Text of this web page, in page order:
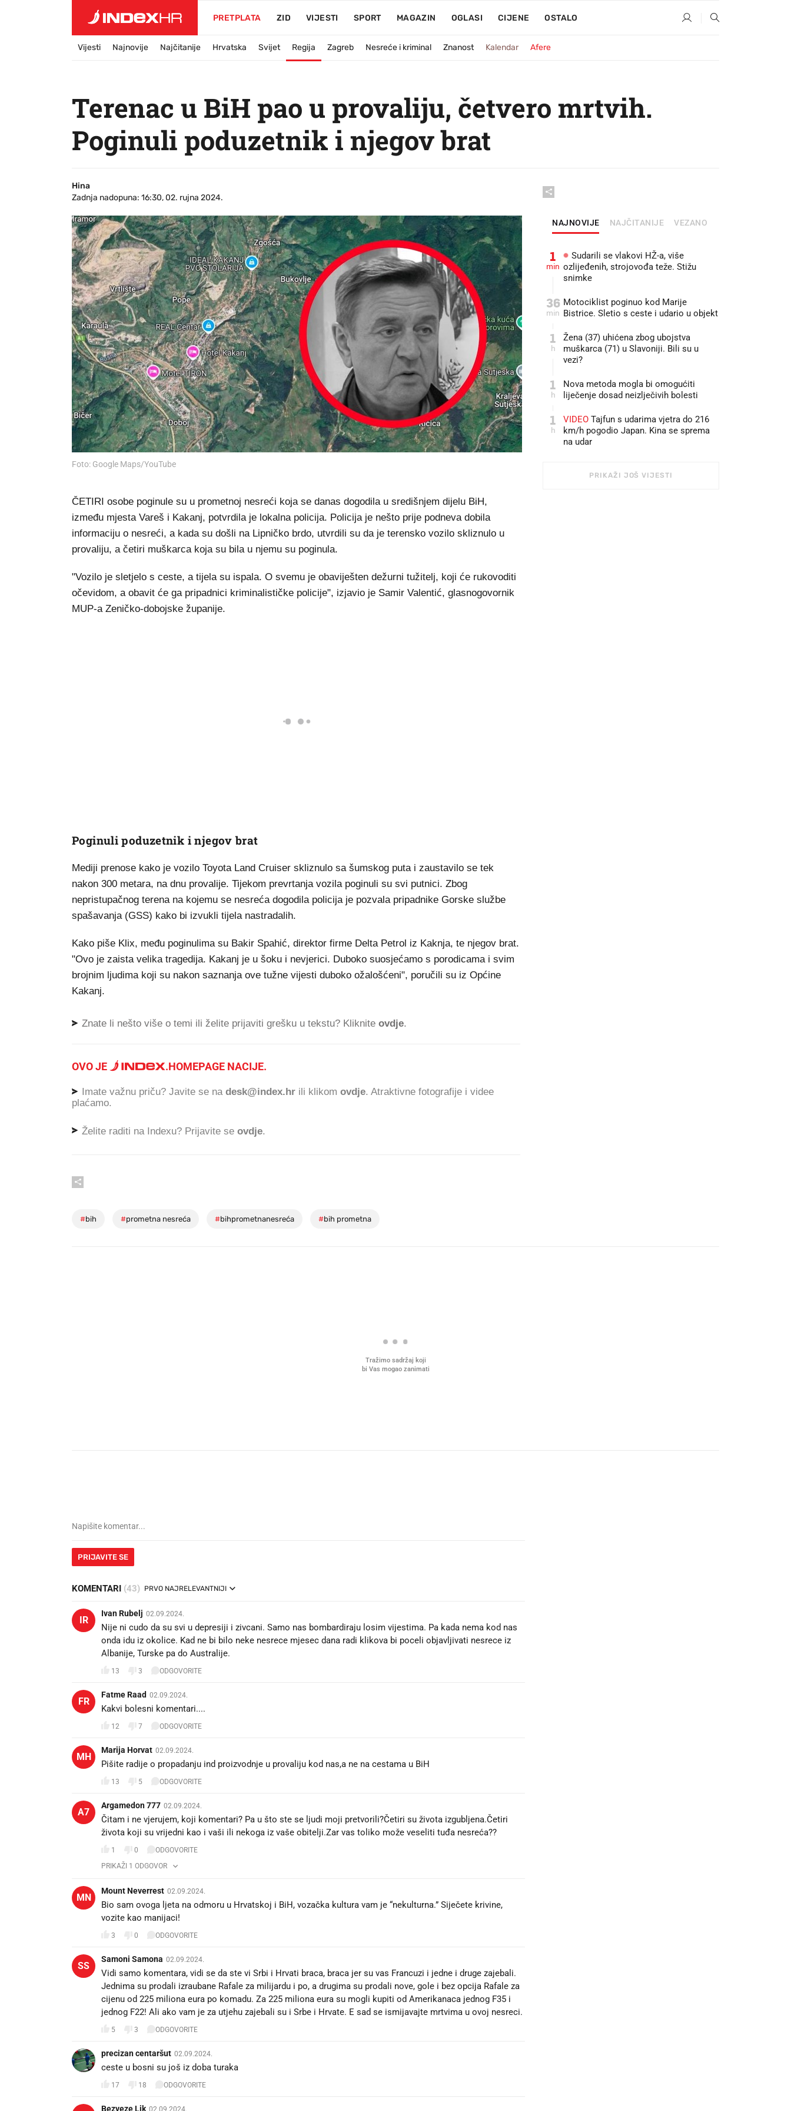
PRETPLATA ZID VIJESTI SPORT MAGAZIN OGLASI CIJENE OSTALO
Vijesti Najnovije Najčitanije Hrvatska Svijet Regija Zagreb Nesreće i kriminal Znanost Kalendar Afere
Terenac u BiH pao u provaliju, četvero mrtvih.
Poginuli poduzetnik i njegov brat
Hina
Zadnja nadopuna: 16:30, 02. rujna 2024.
Foto: Google Maps/YouTube
ČETIRI osobe poginule su u prometnoj nesreći koja se danas dogodila u središnjem dijelu BiH,
između mjesta Vareš i Kakanj, potvrdila je lokalna policija. Policija je nešto prije podneva dobila
informaciju o nesreći, a kada su došli na Lipničko brdo, utvrdili su da je terensko vozilo skliznulo u
provaliju, a četiri muškarca koja su bila u njemu su poginula.
"Vozilo je sletjelo s ceste, a tijela su ispala. O svemu je obaviješten dežurni tužitelj, koji će rukovoditi
očevidom, a obavit će ga pripadnici kriminalističke policije", izjavio je Samir Valentić, glasnogovornik
MUP-a Zeničko-dobojske županije.
Poginuli poduzetnik i njegov brat
Mediji prenose kako je vozilo Toyota Land Cruiser skliznulo sa šumskog puta i zaustavilo se tek
nakon 300 metara, na dnu provalije. Tijekom prevrtanja vozila poginuli su svi putnici. Zbog
nepristupačnog terena na kojemu se nesreća dogodila policija je pozvala pripadnike Gorske službe
spašavanja (GSS) kako bi izvukli tijela nastradalih.
Kako piše Klix, među poginulima su Bakir Spahić, direktor firme Delta Petrol iz Kaknja, te njegov brat.
"Ovo je zaista velika tragedija. Kakanj je u šoku i nevjerici. Duboko suosjećamo s porodicama i svim
brojnim ljudima koji su nakon saznanja ove tužne vijesti duboko ožalošćeni", poručili su iz Općine
Kakanj.
Znate li nešto više o temi ili želite prijaviti grešku u tekstu? Kliknite ovdje.
OVO JE .HOMEPAGE NACIJE.
Imate važnu priču? Javite se na desk@index.hr ili klikom ovdje. Atraktivne fotografije i videe
plaćamo.
Želite raditi na Indexu? Prijavite se ovdje.
#bih #prometna nesreća #bihprometnanesreća #bih prometna
NAJNOVIJE NAJČITANIJE VEZANO
1
min
Sudarili se vlakovi HŽ-a, više
ozlijeđenih, strojovođa teže. Stižu
snimke
36
min
Motociklist poginuo kod Marije
Bistrice. Sletio s ceste i udario u objekt
1
h
Žena (37) uhićena zbog ubojstva
muškarca (71) u Slavoniji. Bili su u
vezi?
1
h
Nova metoda mogla bi omogućiti
liječenje dosad neizlječivih bolesti
1
h
VIDEO Tajfun s udarima vjetra do 216
km/h pogodio Japan. Kina se sprema
na udar
PRIKAŽI JOŠ VIJESTI
Tražimo sadržaj koji
bi Vas mogao zanimati
PRIJAVITE SE
KOMENTARI (43) PRVO NAJRELEVANTNIJI
IR
Ivan Rubelj 02.09.2024.
Nije ni cudo da su svi u depresiji i zivcani. Samo nas bombardiraju losim vijestima. Pa kada nema kod nas
onda idu iz okolice. Kad ne bi bilo neke nesrece mjesec dana radi klikova bi poceli objavljivati nesrece iz
Albanije, Turske pa do Australije.
13 3 ODGOVORITE
FR
Fatme Raad 02.09.2024.
Kakvi bolesni komentari....
12 7 ODGOVORITE
MH
Marija Horvat 02.09.2024.
Pišite radije o propadanju ind proizvodnje u provaliju kod nas,a ne na cestama u BiH 😎
13 5 ODGOVORITE
A7
Argamedon 777 02.09.2024.
Čitam i ne vjerujem, koji komentari? Pa u što ste se ljudi moji pretvorili?Četiri su života izgubljena.Četiri
života koji su vrijedni kao i vaši ili nekoga iz vaše obitelji.Zar vas toliko može veseliti tuđa nesreća??
1 0
ODGOVORITE
PRIKAŽI 1 ODGOVOR
MN
Mount Neverrest 02.09.2024.
Bio sam ovoga ljeta na odmoru u Hrvatskoj i BiH, vozačka kultura vam je “nekulturna.” Siječete krivine,
vozite kao manijaci!
3 0 ODGOVORITE
SS
Samoni Samona 02.09.2024.
Vidi samo komentara, vidi se da ste vi Srbi i Hrvati braca, braca jer su vas Francuzi i jedne i druge zajebali.
Jednima su prodali izraubane Rafale za milijardu i po, a drugima su prodali nove, gole i bez opcija Rafale za
cijenu od 225 miliona eura po komadu. Za 225 miliona eura su mogli kupiti od Amerikanaca jednog F35 i
jednog F22! Ali ako vam je za utjehu zajebali su i Srbe i Hrvate. E sad se ismijavajte mrtvima u ovoj nesreci.
5 3 ODGOVORITE
precizan centaršut 02.09.2024.
ceste u bosni su još iz doba turaka
17 18 ODGOVORITE
Bezveze Lik 02.09.2024.